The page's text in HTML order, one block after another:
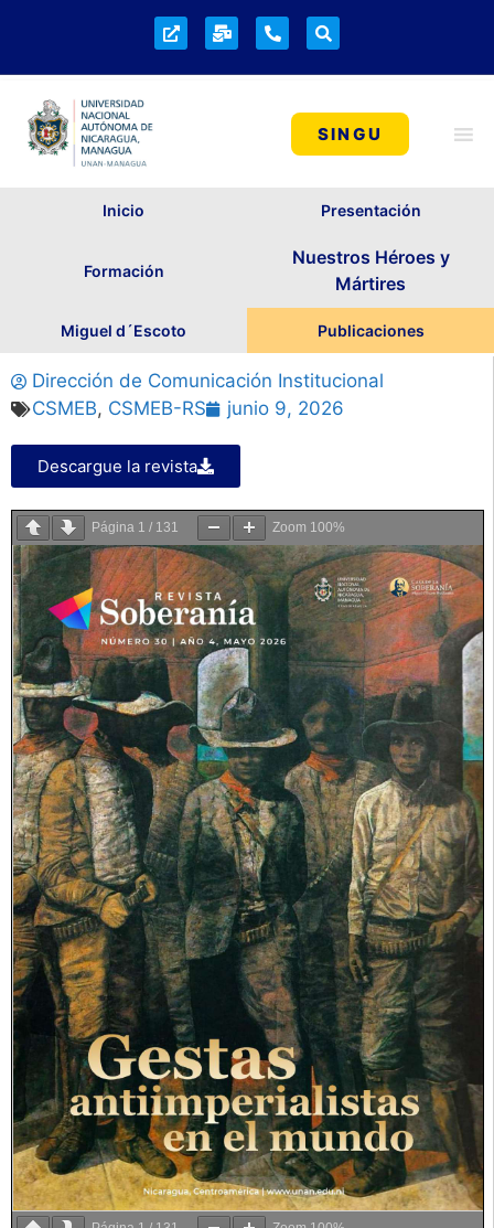
SINGU
Inicio Presentación
Formación
Nuestros Héroes y
Mártires
Miguel d´Escoto Publicaciones
Dirección de Comunicación Institucional
CSMEB, CSMEB-RS junio 9, 2026
Descargue la revista
Página 1 / 131 Zoom 100%